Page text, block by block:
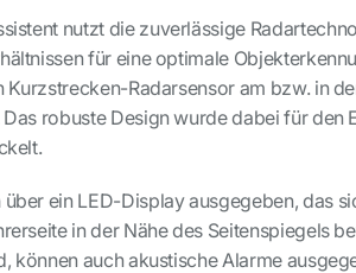
nutzt die zuverlässige
für eine optimale
Kurzstrecken-Radarsensor am bzw. in
robuste Design wurde dabei für den
ein LED-Display ausgegeben, das
in der Nähe des Seitenspiegels
können auch akustische Alarme